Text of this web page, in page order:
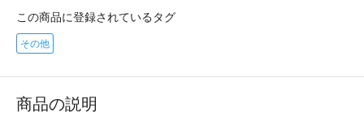
この商品に登録されているタグ
その他
商品の説明